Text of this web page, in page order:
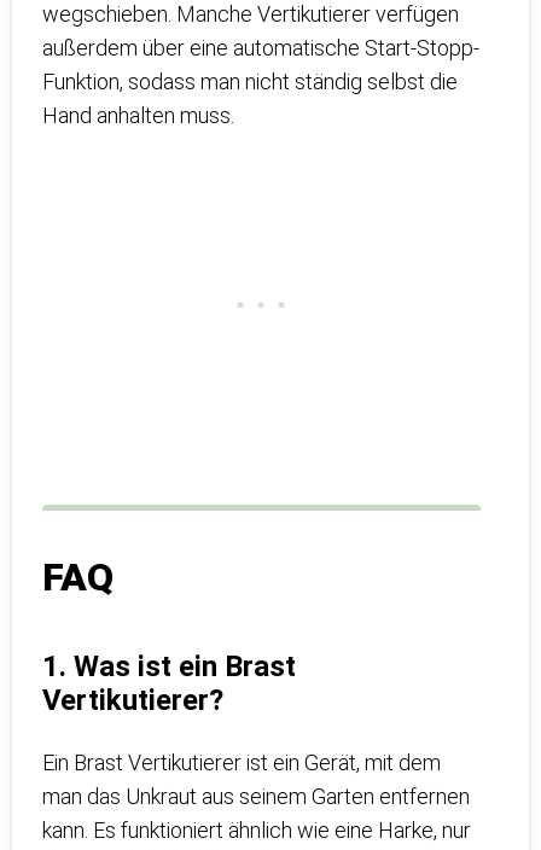
wegschieben. Manche Vertikutierer verfügen
außerdem über eine automatische Start-Stopp-
Funktion, sodass man nicht ständig selbst die
Hand anhalten muss.
FAQ
1. Was ist ein Brast
Vertikutierer?
Ein Brast Vertikutierer ist ein Gerät, mit dem
man das Unkraut aus seinem Garten entfernen
kann. Es funktioniert ähnlich wie eine Harke, nur